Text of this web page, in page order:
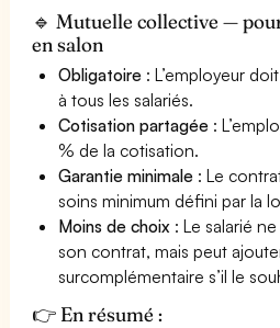
🔹 Mutuelle collective —
en salon
Obligatoire : L’employeur
à tous les salariés.
Cotisation partagée :
% de la cotisation.
Garantie minimale : Le
soins minimum défini par la
Moins de choix : Le salarié
son contrat, mais peut
surcomplémentaire s’il le
👉 En résumé :